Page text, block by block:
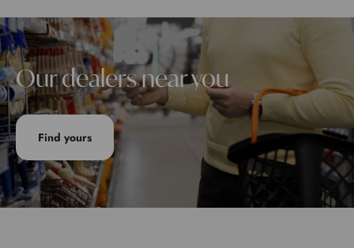
Our dealers near you
Find yours